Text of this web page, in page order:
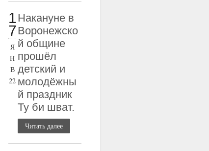
1
7
Я
Н
В
22
Накануне в
Воронежско
й общине
прошёл
детский и
молодёжны
й праздник
Ту би шват.
Читать далее